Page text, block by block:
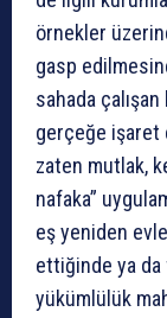
örnekler
gasp
sahada
gerçeğe işaret
zaten mutlak,
nafaka”
eş yeniden
ettiğinde ya da
yükümlülük